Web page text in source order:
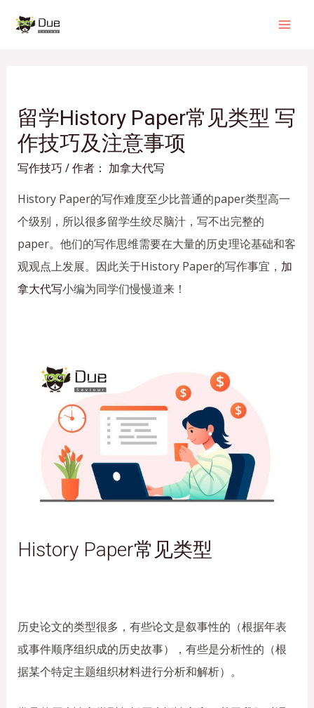
留学History Paper常见类型 写
作技巧及注意事项
写作技巧 / 作者： 加拿大代写
History Paper的写作难度至少比普通的paper类型高一
个级别，所以很多留学生绞尽脑汁，写不出完整的
paper。他们的写作思维需要在大量的历史理论基础和客
观观点上发展。 因此关于History Paper的写作事宜， 加
拿大代写小编为同学们慢慢道来！
History Paper常见类型
历史论文的类型很多，有些论文是叙事性的（根据年表
或事件顺序组织成的历史故事），有些是分析性的（根
据某个特定主题组织材料进行分析和解析）。